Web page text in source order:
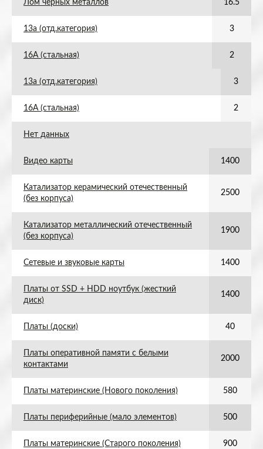
Лом черных металлов 16.5
13а (отд.категория) 3
16А (стальная) 2
13а (отд.категория) 3
16А (стальная) 2
Нет данных
Видео карты 1400
Катализатор керамический отечественный
(без корпуса)
2500
Катализатор металлический отечественный
(без корпуса)
1900
Сетевые и звуковые карты 1400
Платы от SSD + HDD ноутбук (жесткий
диск)
1400
Платы (доски) 40
Платы оперативной памяти с белыми
контактами
2000
Платы материнские (Нового поколения) 580
Платы периферийные (мало элементов) 500
Платы материнские (Старого поколения) 900